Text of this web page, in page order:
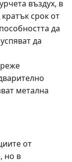
въздух, в
срок от
да
да
метална
от
но в